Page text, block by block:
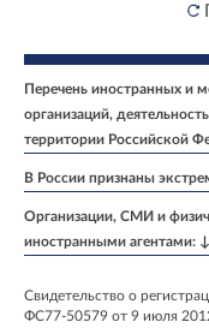
Перечень иностранных и
организаций,
территории Российской
В России признаны
Организации, СМИ и
иностранными агентами: ↓
Свидетельство о
ФС77-50579 от 9 июля